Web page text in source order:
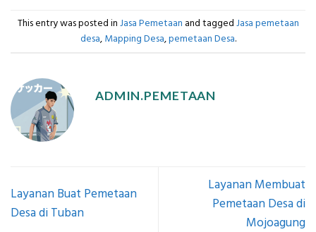
This entry was posted in Jasa Pemetaan and tagged Jasa pemetaan
desa, Mapping Desa,pemetaan Desa.
ADMIN.PEMETAAN
Layanan Buat Pemetaan
Desa di Tuban
Layanan Membuat
Pemetaan Desa di
Mojoagung